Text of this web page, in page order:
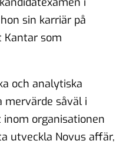
sin karriär på
Kantar som
och analytiska
mervärde såväl i
organisationen
utveckla Novus affär,